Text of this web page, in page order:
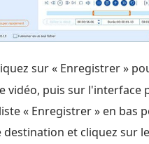
sur « Enregistrer »
vidéo, puis sur l'interface
« Enregistrer » en bas
destination et cliquez sur